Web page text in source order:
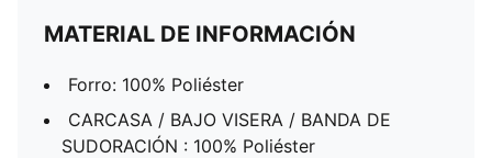
MATERIAL DE INFORMACIÓN
Forro: 100% Poliéster
CARCASA / BAJO VISERA / BANDA DE
SUDORACIÓN : 100% Poliéster